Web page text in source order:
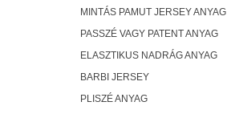
MINTÁS PAMUT JERSEY ANYAG
PASSZÉ VAGY PATENT ANYAG
ELASZTIKUS NADRÁG ANYAG
BARBI JERSEY
PLISZÉ ANYAG